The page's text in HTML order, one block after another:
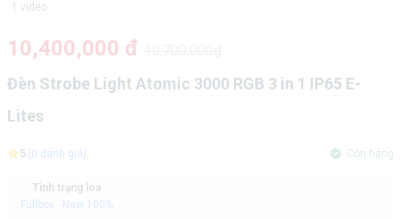
1 video
10,400,000 đ
Đèn Strobe Light Atomic 3000 RGB 3 in 1 IP65 E-
Lites
5 (0 đánh giá) Còn hàng
Tình trạng loa
Fullbox - New 100%